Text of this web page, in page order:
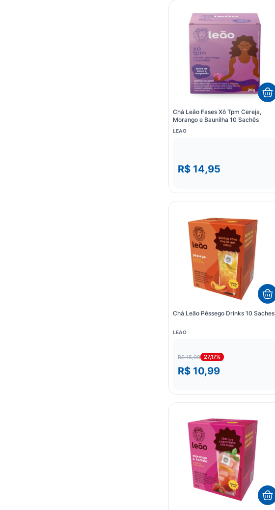
Chá Leão Fases Xô Tpm Cereja,
Morango e Baunilha 10 Sachês
LEAO
R$ 14,95
Chá Leão Pêssego Drinks 10 Saches
LEAO
R$ 15,09 27,17%
R$ 10,99